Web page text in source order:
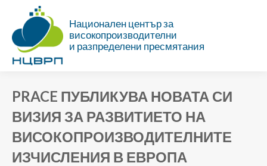
Национален център за
високопроизводителни
и разпределени пресмятания
PRACE ПУБЛИКУВА НОВАТА СИ
ВИЗИЯ ЗА РАЗВИТИЕТО НА
ВИСОКОПРОИЗВОДИТЕЛНИТЕ
ИЗЧИСЛЕНИЯ В ЕВРОПА